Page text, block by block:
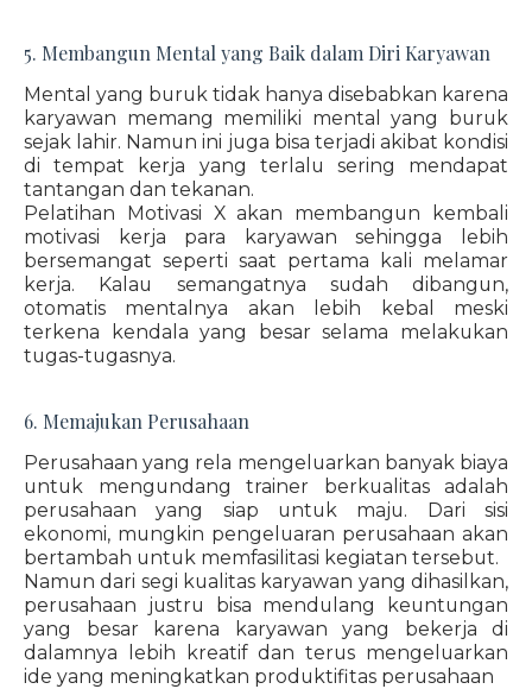
5. Membangun Mental yang Baik dalam Diri Karyawan
Mental yang buruk tidak hanya disebabkan karena
karyawan memang memiliki mental yang buruk
sejak lahir. Namun ini juga bisa terjadi akibat kondisi
di tempat kerja yang terlalu sering mendapat
tantangan dan tekanan.
Pelatihan Motivasi X akan membangun kembali
motivasi kerja para karyawan sehingga lebih
bersemangat seperti saat pertama kali melamar
kerja. Kalau semangatnya sudah dibangun,
otomatis mentalnya akan lebih kebal meski
terkena kendala yang besar selama melakukan
tugas-tugasnya.
6. Memajukan Perusahaan
Perusahaan yang rela mengeluarkan banyak biaya
untuk mengundang trainer berkualitas adalah
perusahaan yang siap untuk maju. Dari sisi
ekonomi, mungkin pengeluaran perusahaan akan
bertambah untuk memfasilitasi kegiatan tersebut.
Namun dari segi kualitas karyawan yang dihasilkan,
perusahaan justru bisa mendulang keuntungan
yang besar karena karyawan yang bekerja di
dalamnya lebih kreatif dan terus mengeluarkan
ide yang meningkatkan produktifitas perusahaan